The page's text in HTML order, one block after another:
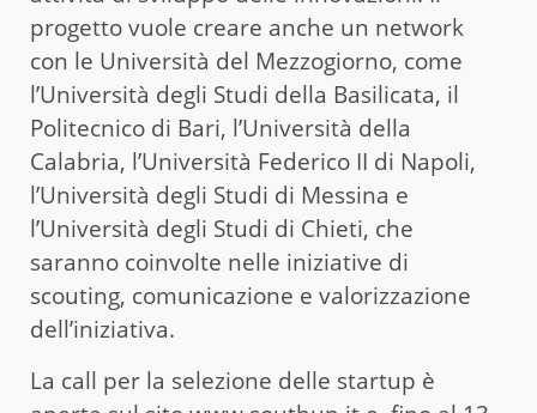
progetto vuole creare anche un network
con le Università del Mezzogiorno, come
l’Università degli Studi della Basilicata, il
Politecnico di Bari, l’Università della
Calabria, l’Università Federico II di Napoli,
l’Università degli Studi di Messina e
l’Università degli Studi di Chieti, che
saranno coinvolte nelle iniziative di
scouting, comunicazione e valorizzazione
dell’iniziativa.
La call per la selezione delle startup è